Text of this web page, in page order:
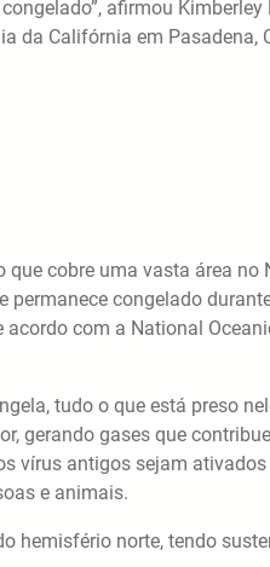
afirmou
da Califórnia em Pasadena,
cobre uma vasta área
permanece congelado
acordo com a National
tudo o que está preso
gerando gases que
vírus antigos sejam
e animais.
hemisfério norte, tendo